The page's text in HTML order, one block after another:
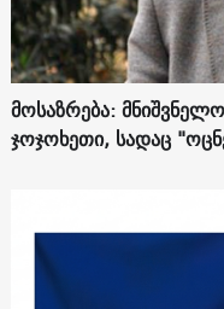
მოსაზრება:
ჯოჯოხეთი, სადაც